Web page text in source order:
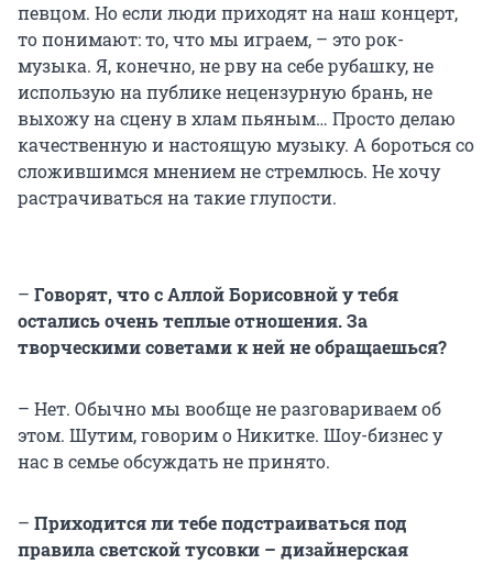
певцом. Но если люди приходят на наш концерт,
то понимают: то, что мы играем, – это рок-
музыка. Я, конечно, не рву на себе рубашку, не
использую на публике нецензурную брань, не
выхожу на сцену в хлам пьяным… Просто делаю
качественную и настоящую музыку. А бороться со
сложившимся мнением не стремлюсь. Не хочу
растрачиваться на такие глупости.
– Говорят, что с Аллой Борисовной у тебя
остались очень теплые отношения. За
творческими советами к ней не обращаешься?
– Нет. Обычно мы вообще не разговариваем об
этом. Шутим, говорим о Никитке. Шоу-бизнес у
нас в семье обсуждать не принято.
– Приходится ли тебе подстраиваться под
правила светской тусовки – дизайнерская